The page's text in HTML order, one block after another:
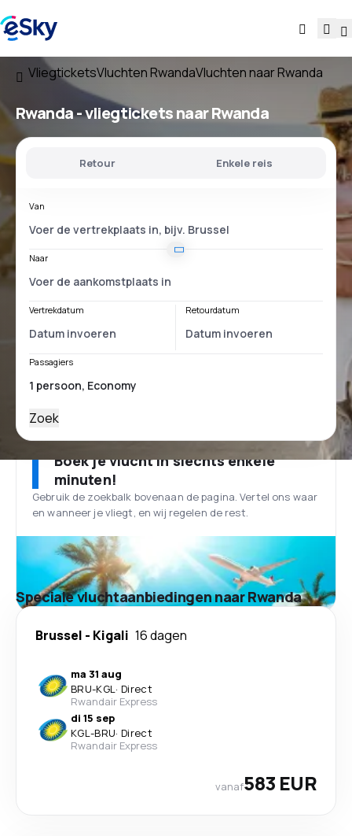
VliegticketsVluchten RwandaVluchten naar Rwanda
Rwanda - vliegtickets naar Rwanda
Retour Enkele reis
Van
Naar
Vertrekdatum Retourdatum
Passagiers
Zoek
Boek je vlucht in slechts enkele
minuten!
Gebruik de zoekbalk bovenaan de pagina. Vertel ons waar
en wanneer je vliegt, en wij regelen de rest.
Speciale vluchtaanbiedingen naar Rwanda
Brussel - Kigali 16 dagen
ma 31 aug
BRU-KGL· Direct
Rwandair Express
di 15 sep
KGL-BRU· Direct
Rwandair Express
vanaf583 EUR